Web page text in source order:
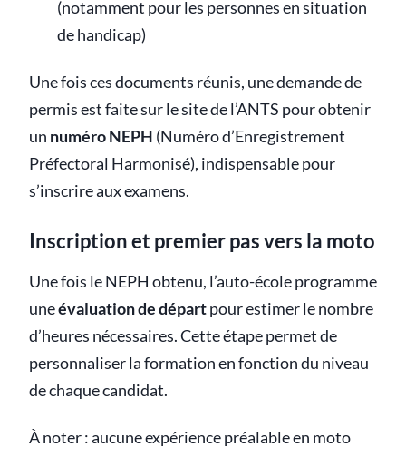
(notamment pour les personnes en situation
de handicap)
Une fois ces documents réunis, une demande de
permis est faite sur le site de l’ANTS pour obtenir
un numéro NEPH (Numéro d’Enregistrement
Préfectoral Harmonisé), indispensable pour
s’inscrire aux examens.
Inscription et premier pas vers la moto
Une fois le NEPH obtenu, l’auto-école programme
uneévaluation de départpour estimer le nombre
d’heures nécessaires. Cette étape permet de
personnaliser la formation en fonction du niveau
de chaque candidat.
À noter : aucune expérience préalable en moto